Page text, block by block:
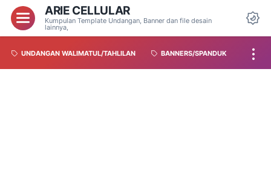
ARIE CELLULAR
Kumpulan Template Undangan, Banner dan file desain
lainnya,
UNDANGAN WALIMATUL/TAHLILAN BANNERS/SPANDUK